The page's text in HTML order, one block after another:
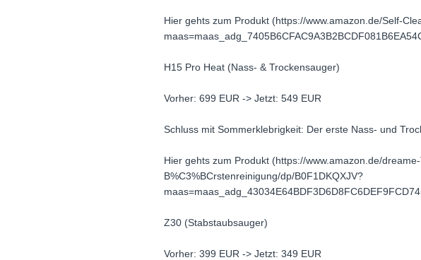
Hier gehts zum Produkt (https://www.amazon.de/Self-
H15 Pro Heat (Nass- & Trockensauger)
Vorher: 699 EUR -> Jetzt: 549 EUR
Schluss mit Sommerklebrigkeit: Der erste Nass- und
Hier gehts zum Produkt (https://www.amazon.de/
B%C3%BCrstenreinigung/dp/B0F1DKQXJV?
Z30 (Stabstaubsauger)
Vorher: 399 EUR -> Jetzt: 349 EUR